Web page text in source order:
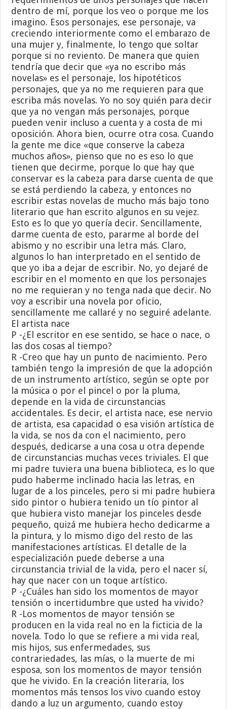
dentro de mí, porque los veo o porque me los
imagino. Esos personajes, ese personaje, va
creciendo interiormente como el embarazo de
una mujer y, finalmente, lo tengo que soltar
porque si no reviento. De manera que quien
tendría que decir que «ya no escribo más
novelas» es el personaje, los hipotéticos
personajes, que ya no me requieren para que
escriba más novelas. Yo no soy quién para decir
que ya no vengan más personajes, porque
pueden venir incluso a cuenta y a costa de mi
oposición. Ahora bien, ocurre otra cosa. Cuando
la gente me dice «que conserve la cabeza
muchos años», pienso que no es eso lo que
tienen que decirme, porque lo que hay que
conservar es la cabeza para darse cuenta de que
se está perdiendo la cabeza, y entonces no
escribir estas novelas de mucho más bajo tono
literario que han escrito algunos en su vejez.
Esto es lo que yo quería decir. Sencillamente,
darme cuenta de esto, pararme al borde del
abismo y no escribir una letra más. Claro,
algunos lo han interpretado en el sentido de
que yo iba a dejar de escribir. No, yo dejaré de
escribir en el momento en que los personajes
no me requieran y no tenga nada que decir. No
voy a escribir una novela por oficio,
sencillamente me callaré y no seguiré adelante.
El artista nace
P -¿El escritor en ese sentido, se hace o nace, o
las dos cosas al tiempo?
R -Creo que hay un punto de nacimiento. Pero
también tengo la impresión de que la adopción
de un instrumento artístico, según se opte por
la música o por el pincel o por la pluma,
depende en la vida de circunstancias
accidentales. Es decir, el artista nace, ese nervio
de artista, esa capacidad o esa visión artística de
la vida, se nos da con el nacimiento, pero
después, dedicarse a una cosa u otra depende
de circunstancias muchas veces triviales. El que
mi padre tuviera una buena biblioteca, es lo que
pudo haberme inclinado hacia las letras, en
lugar de a los pinceles, pero si mi padre hubiera
sido pintor o hubiera tenido un tío pintor al
que hubiera visto manejar los pinceles desde
pequeño, quizá me hubiera hecho dedicarme a
la pintura, y lo mismo digo del resto de las
manifestaciones artísticas. El detalle de la
especialización puede deberse a una
circunstancia trivial de la vida, pero el nacer sí,
hay que nacer con un toque artístico.
P -¿Cuáles han sido los momentos de mayor
tensión o incertidumbre que usted ha vivido?
R -Los momentos de mayor tensión se
producen en la vida real no en la ficticia de la
novela. Todo lo que se refiere a mi vida real,
mis hijos, sus enfermedades, sus
contrariedades, las mías, o la muerte de mi
esposa, son los momentos de mayor tensión
que he vivido. En la creación literaria, los
momentos más tensos los vivo cuando estoy
dando a luz un argumento, cuando estoy